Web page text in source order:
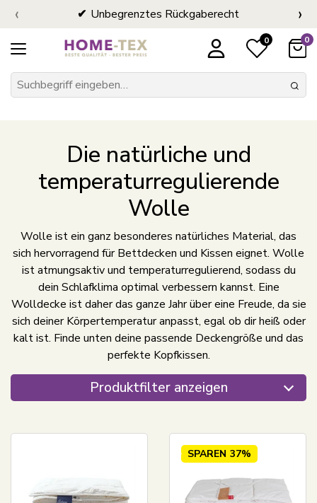
Unbegrenztes Rückgaberecht
‹ ›
0 0
Die natürliche und
temperaturregulierende
Wolle
Wolle ist ein ganz besonderes natürliches Material, das
sich hervorragend für Bettdecken und Kissen eignet. Wolle
ist atmungsaktiv und temperaturregulierend, sodass du
dein Schlafklima optimal verbessern kannst. Eine
Wolldecke ist daher das ganze Jahr über eine Freude, da sie
sich deiner Körpertemperatur anpasst, egal ob dir heiß oder
kalt ist. Finde unten deine passende Deckengröße und das
perfekte Kopfkissen.
Produktfilter anzeigen
SPAREN 37%